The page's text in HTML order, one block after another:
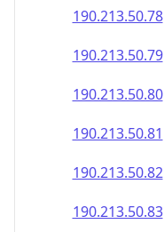
190.213.50.78
190.213.50.79
190.213.50.80
190.213.50.81
190.213.50.82
190.213.50.83